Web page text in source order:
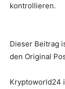
kontrollieren.
Dieser Beitrag
den Original
Kryptoworld24